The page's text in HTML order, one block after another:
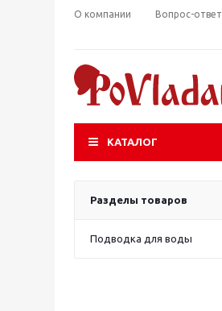
О компании Вопрос-ответ
КАТАЛОГ
Разделы товаров
Подводка для воды